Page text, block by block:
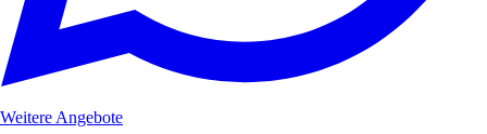
Weitere Angebote